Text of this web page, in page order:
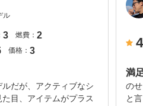
ル
3 燃費： 2
価格： 3
ルだが、アクティブなシ
た目、アイテムがプラス
満
の
と